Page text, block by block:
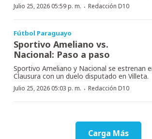
Julio 25, 2026 05:59 p. m. · Redacción D10
Fútbol Paraguayo
Sportivo Ameliano vs.
Nacional: Paso a paso
Sportivo Ameliano y Nacional se estrenan
Clausura con un duelo disputado en Villeta.
Julio 25, 2026 05:03 p. m. · Redacción D10
Carga Más